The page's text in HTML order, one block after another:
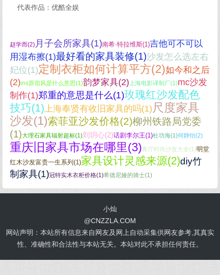
代表作品：优酷全娱
赵学而(2) 月子会所家具(1)南希·特拉维斯(1)吉他可不可以
用湿布擦(1)最好看的家具装修(1)沙发怎么选左右
妃位(1)定制衣柜如何计算平方(2)如今和之后
(2)ins原宿风是什么意思(1)韵梦家具(2)上海电影译制厂(1)mc沙发
制作(1)郑重的意思是什么(1)玫瑰红沙发配色
技巧(1)上海奉贤有收旧家具的吗(1) 尺度家具
沙发(1)索菲亚沙发价格(2)柳州铁路局党委
(1)大理石家具辐射超标(1)刘玥心(2)话剧李尔王(1)杜功海(1)何静怡(2)
重庆旧家具市场在哪里(3)客厅时尚沙发大全(1)明堂
红木沙发富贵一生系列(1)家具设计灵感来源(2)diy竹
制家具(1)冠特实木衣柜价格(1)希德尼娅的骑士(1)
小灿
@CNZZLA.COM
网站声明：本站所有信息来自网友及网上自动采集供网友参考,其真实
性、准确性和合法性与本站无关。本站对此不承担任何责任。